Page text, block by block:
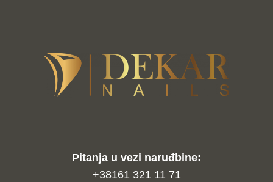
Pitanja u vezi naruđbine:
+38161 321 11 71